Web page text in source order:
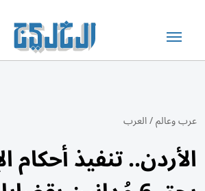
عرب وعالم/العرب
الأردن.. تنفيذ أحكام